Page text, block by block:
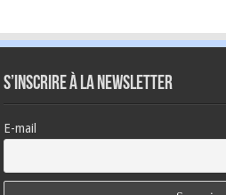
S’inscrire à la newsletter
E-mail